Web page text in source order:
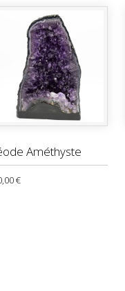
Améthyste
€